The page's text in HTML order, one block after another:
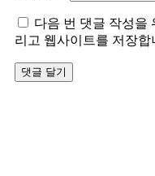
다음 번 댓글 작성을
리고 웹사이트를 저장합